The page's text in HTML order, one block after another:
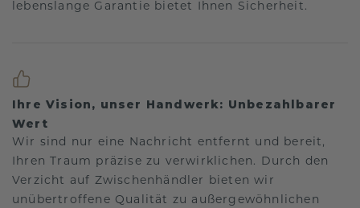
lebenslange Garantie bietet Ihnen Sicherheit.
Ihre Vision, unser Handwerk: Unbezahlbarer
Wert
Wir sind nur eine Nachricht entfernt und bereit,
Ihren Traum präzise zu verwirklichen. Durch den
Verzicht auf Zwischenhändler bieten wir
unübertroffene Qualität zu außergewöhnlichen